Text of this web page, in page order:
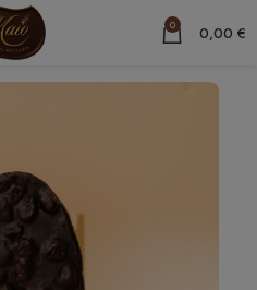
0 0,00 €